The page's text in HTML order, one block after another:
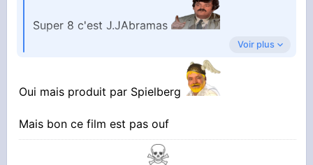
Super 8 c'est J.JAbramas
Mais oui, c'est le premier film aliens de
Speilberg depuis la Guerre des mondes.
Voir plus
Oui mais produit par Spielberg
Mais bon ce film est pas ouf